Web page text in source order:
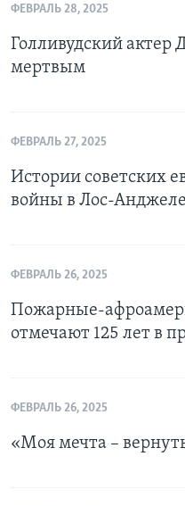
ФЕВРАЛЬ 28, 2025
Голливудский
мертвым
ФЕВРАЛЬ 27, 2025
Истории советских
войны в Лос-
ФЕВРАЛЬ 26, 2025
Пожарные-
отмечают 125 лет в
ФЕВРАЛЬ 26, 2025
«Моя мечта –